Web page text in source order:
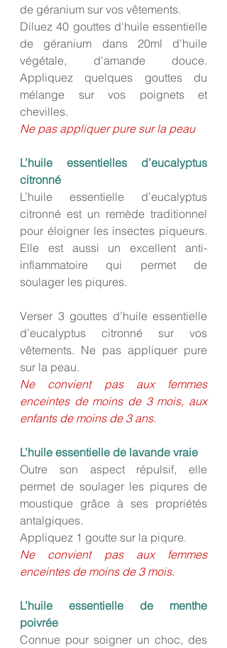
de géranium sur vos vêtements.
Diluez 40 gouttes d'huile essentielle
de géranium dans 20ml d'huile
végétale, d'amande douce.
Appliquez quelques gouttes du
mélange sur vos poignets et
chevilles.
Ne pas appliquer pure sur la peau
L’huile essentielles d’eucalyptus
citronné
L’huile essentielle d’eucalyptus
citronné est un remède traditionnel
pour éloigner les insectes piqueurs.
Elle est aussi un excellent anti-
inflammatoire qui permet de
soulager les piqures.
Verser 3 gouttes d’huile essentielle
d’eucalyptus citronné sur vos
vêtements. Ne pas appliquer pure
sur la peau.
Ne convient pas aux femmes
enceintes de moins de 3 mois, aux
enfants de moins de 3 ans.
L’huile essentielle de lavande vraie
Outre son aspect répulsif, elle
permet de soulager les piqures de
moustique grâce à ses propriétés
antalgiques.
Appliquez 1 goutte sur la piqure.
Ne convient pas aux femmes
enceintes de moins de 3 mois.
L’huile essentielle de menthe
poivrée
Connue pour soigner un choc, des